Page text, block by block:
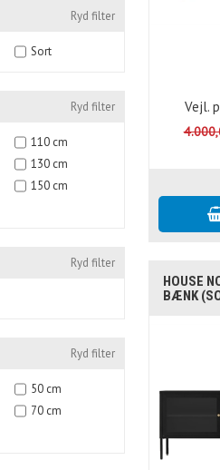
Ryd filter
Sort
Ryd filter
110 cm
130 cm
150 cm
Ryd filter
Ryd filter
50 cm
70 cm
Vejl.
HOUSE
BÆNK